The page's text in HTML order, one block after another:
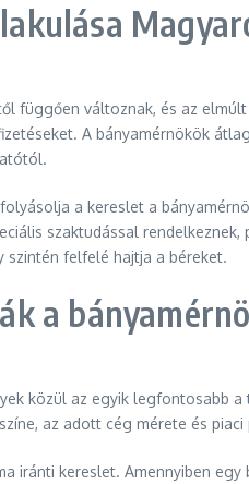
függően változnak, és az
A bányamérnökök
a kereslet a
szaktudással
szintén felfelé hajtja a béreket.
a
közül az egyik legfontosabb
az adott cég mérete és
iránti kereslet. Amennyiben